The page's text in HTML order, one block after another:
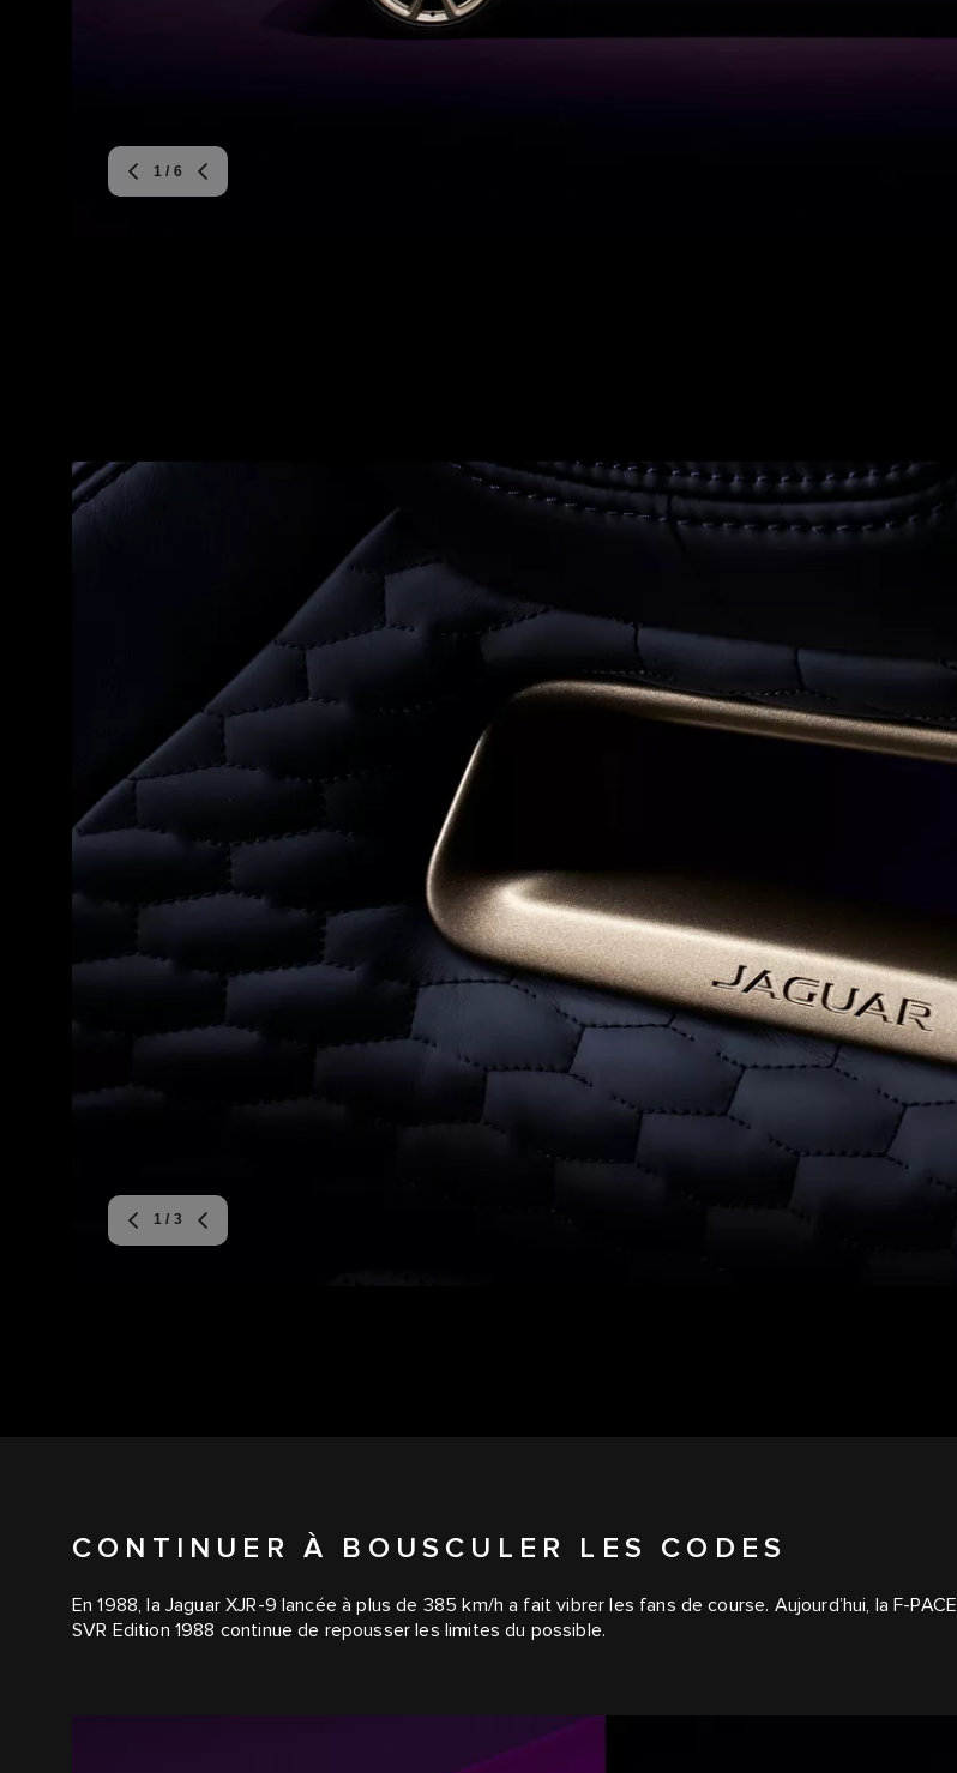
1 / 6
1 / 3
CONTINUER À BOUSCULER LES CODES
En 1988, la Jaguar XJR-9 lancée à plus de 385 km/h a fait vibrer les fans de course. Aujourd’hui, la F-PACE
SVR Edition 1988 continue de repousser les limites du possible.